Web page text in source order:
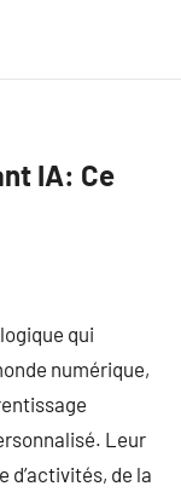
IA: Ce
qui
numérique,
Leur
d’activités, de la